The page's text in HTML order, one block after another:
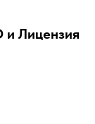
и Лицензия